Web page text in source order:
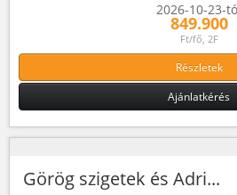
2026-10-23-
849.900
Ft/fő, 2F
Részletek
Ajánlatkérés
Görög szigetek és Adri...